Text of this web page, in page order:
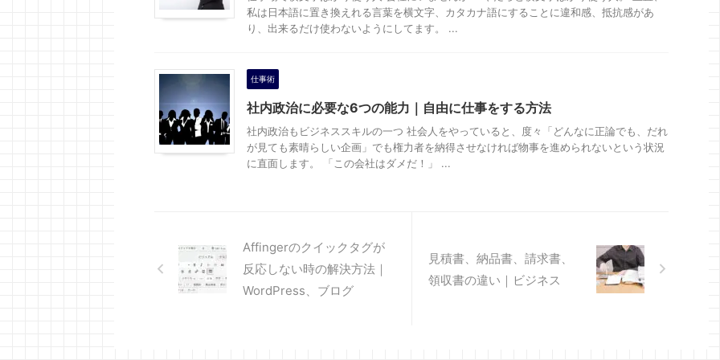
私は日本語に置き換えれる言葉を横文字、カタカナ語にすることに違和感、抵抗感があ
り、出来るだけ使わないようにしてます。 ...
仕事術
社内政治に必要な6つの能力｜自由に仕事をする方法
社内政治もビジネススキルの一つ 社会人をやっていると、度々「どんなに正論でも、だれ
が見ても素晴らしい企画」でも権力者を納得させなければ物事を進められないという状況
に直面します。 「この会社はダメだ！」 ...
Affingerのクイックタグが
反応しない時の解決方法｜
WordPress、ブログ
見積書、納品書、請求書、
領収書の違い｜ビジネス